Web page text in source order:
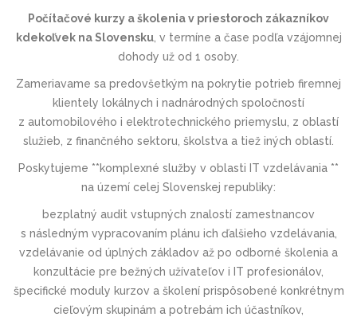
Počítačové kurzy a školenia v priestoroch zákazníkov
kdekoľvek na Slovensku, v termíne a čase podľa vzájomnej
dohody už od 1 osoby.
Zameriavame sa predovšetkým na pokrytie potrieb firemnej
klientely lokálnych i nadnárodných spoločností
z automobilového i elektrotechnic­kého priemyslu, z oblastí
služieb, z finančného sektoru, školstva a tiež iných oblastí.
Poskytujeme **komplexné služby v oblasti IT vzdelávania **
na území celej Slovenskej republiky:
bezplatný audit vstupných znalostí zamestnancov
s následným vypracovaním plánu ich ďalšieho vzdelávania,
vzdelávanie od úplných základov až po odborné školenia a
konzultácie pre bežných užívateľov i IT profesionálov,
špecifické moduly kurzov a školení prispôsobené konkrétnym
cieľovým skupinám a potrebám ich účastníkov,